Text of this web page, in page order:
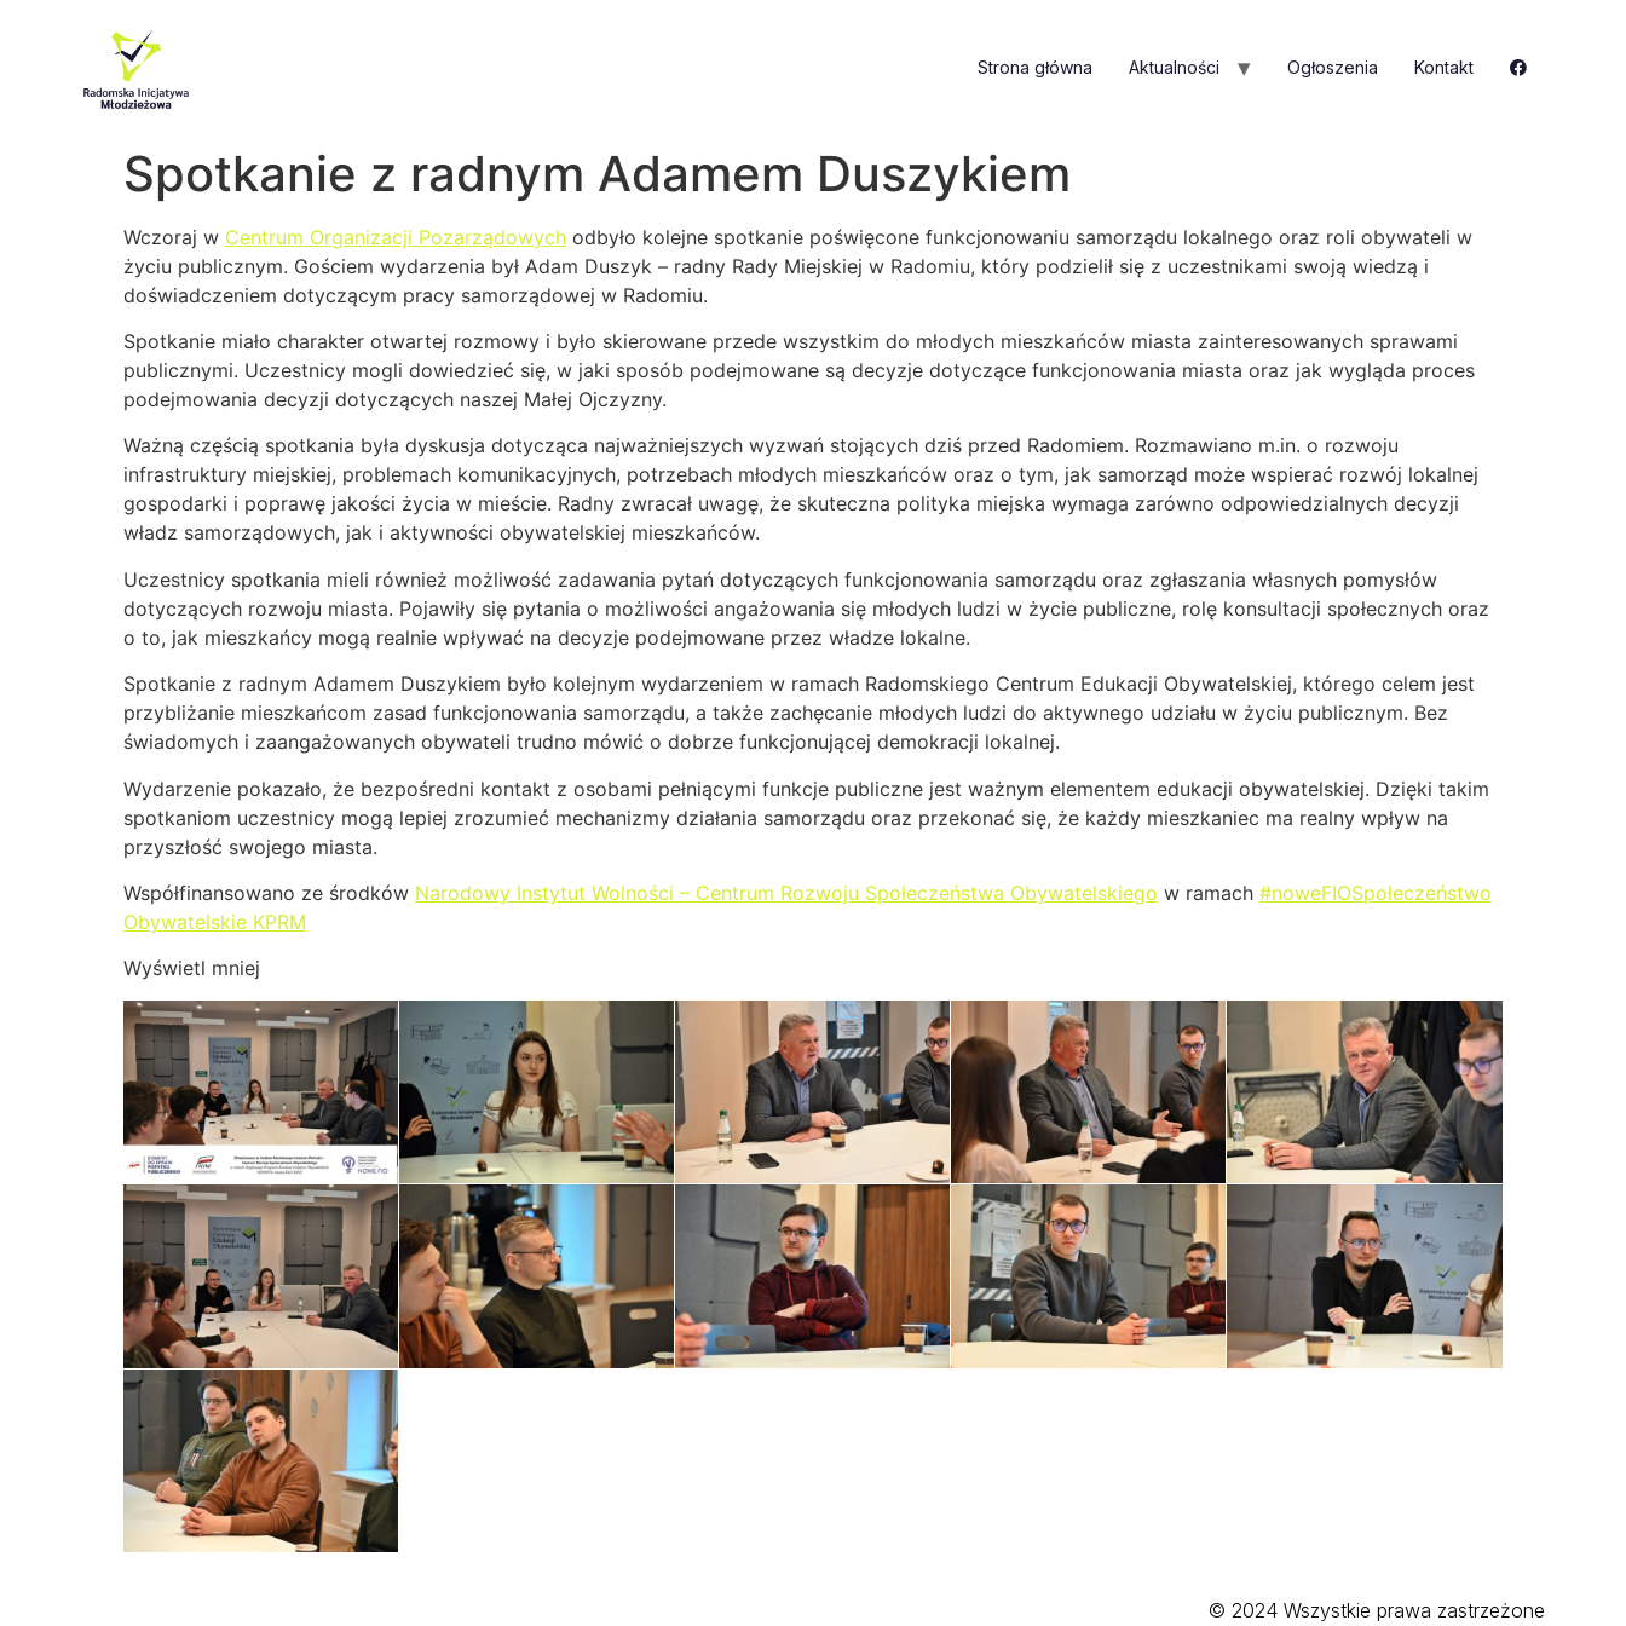
Strona główna Aktualności Ogłoszenia Kontakt
Spotkanie z radnym Adamem Duszykiem
Wczoraj w Centrum Organizacji Pozarządowych odbyło kolejne spotkanie poświęcone funkcjonowaniu samorządu lokalnego oraz roli obywateli w
życiu publicznym. Gościem wydarzenia był Adam Duszyk – radny Rady Miejskiej w Radomiu, który podzielił się z uczestnikami swoją wiedzą i
doświadczeniem dotyczącym pracy samorządowej w Radomiu.
Spotkanie miało charakter otwartej rozmowy i było skierowane przede wszystkim do młodych mieszkańców miasta zainteresowanych sprawami
publicznymi. Uczestnicy mogli dowiedzieć się, w jaki sposób podejmowane są decyzje dotyczące funkcjonowania miasta oraz jak wygląda proces
podejmowania decyzji dotyczących naszej Małej Ojczyzny.
Ważną częścią spotkania była dyskusja dotycząca najważniejszych wyzwań stojących dziś przed Radomiem. Rozmawiano m.in. o rozwoju
infrastruktury miejskiej, problemach komunikacyjnych, potrzebach młodych mieszkańców oraz o tym, jak samorząd może wspierać rozwój lokalnej
gospodarki i poprawę jakości życia w mieście. Radny zwracał uwagę, że skuteczna polityka miejska wymaga zarówno odpowiedzialnych decyzji
władz samorządowych, jak i aktywności obywatelskiej mieszkańców.
Uczestnicy spotkania mieli również możliwość zadawania pytań dotyczących funkcjonowania samorządu oraz zgłaszania własnych pomysłów
dotyczących rozwoju miasta. Pojawiły się pytania o możliwości angażowania się młodych ludzi w życie publiczne, rolę konsultacji społecznych oraz
o to, jak mieszkańcy mogą realnie wpływać na decyzje podejmowane przez władze lokalne.
Spotkanie z radnym Adamem Duszykiem było kolejnym wydarzeniem w ramach Radomskiego Centrum Edukacji Obywatelskiej, którego celem jest
przybliżanie mieszkańcom zasad funkcjonowania samorządu, a także zachęcanie młodych ludzi do aktywnego udziału w życiu publicznym. Bez
świadomych i zaangażowanych obywateli trudno mówić o dobrze funkcjonującej demokracji lokalnej.
Wydarzenie pokazało, że bezpośredni kontakt z osobami pełniącymi funkcje publiczne jest ważnym elementem edukacji obywatelskiej. Dzięki takim
spotkaniom uczestnicy mogą lepiej zrozumieć mechanizmy działania samorządu oraz przekonać się, że każdy mieszkaniec ma realny wpływ na
przyszłość swojego miasta.
Współfinansowano ze środków Narodowy Instytut Wolności – Centrum Rozwoju Społeczeństwa Obywatelskiego w ramach #noweFIOSpołeczeństwo
Obywatelskie KPRM
Wyświetl mniej
© 2024 Wszystkie prawa zastrzeżone